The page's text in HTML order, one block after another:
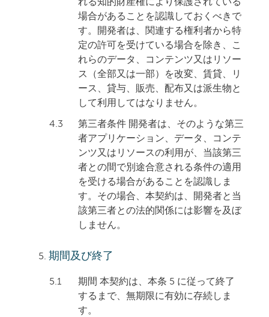
れる知的財産権により保護されている
場合があることを認識しておくべきで
す。開発者は、関連する権利者から特
定の許可を受けている場合を除き、こ
れらのデータ、コンテンツ又はリソー
ス（全部又は一部）を改変、賃貸、リ
ース、貸与、販売、配布又は派生物と
して利用してはなりません。
4.3
第三者条件 開発者は、そのような第三
者アプリケーション、データ、コンテ
ンツ又はリソースの利用が、当該第三
者との間で別途合意される条件の適用
を受ける場合があることを認識しま
す。その場合、本契約は、開発者と当
該第三者との法的関係には影響を及ぼ
しません。
期間及び終了
5.1
期間 本契約は、本条 5 に従って終了
するまで、無期限に有効に存続しま
す。